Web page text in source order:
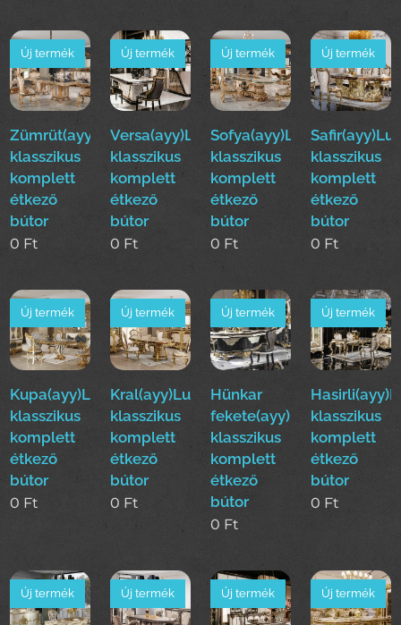
Zümrüt(ayy)Luxus
klasszikus
komplett
étkező
bútor
Új termék
0 Ft
Versa(ayy)Luxus
klasszikus
komplett
étkező
bútor
Új termék
0 Ft
Sofya(ayy)Luxus
klasszikus
komplett
étkező
bútor
Új termék
0 Ft
klasszikus
komplett
étkező
bútor
Új termék
0 Ft
Kupa(ayy)Luxus
klasszikus
komplett
étkező
bútor
Új termék
0 Ft
Kral(ayy)Luxus
klasszikus
komplett
étkező
bútor
Új termék
0 Ft
Hünkar
fekete(ayy)Luxus
klasszikus
komplett
étkező
bútor
Új termék
0 Ft
klasszikus
komplett
étkező
bútor
Új termék
0 Ft
Új termék Új termék Új termék Új termék